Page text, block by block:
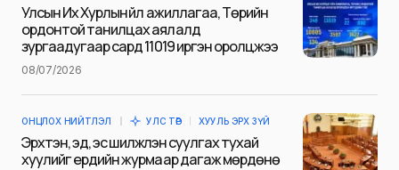
тэмдэглэсэн
Name
Улсын Их Хурлын үйл ажиллагаа, Төрийн
ордонтой танилцах аялалд
зургаадугаар сард 11019 иргэн оролцжээ
08/07/2026
ОНЦЛОХ НИЙТЛЭЛ УЛС ТӨР ХУУЛЬ ЭРХ ЗҮЙ
Эрхтэн, эд, эс шилжүүлэн суулгах тухай
хуулийг ердийн журмаар дагаж мөрдөнө